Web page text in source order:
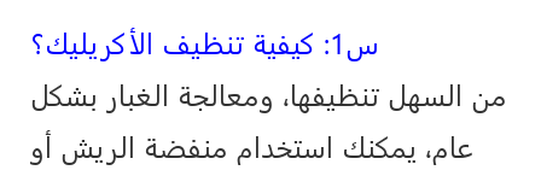
س1: كيفية تنظيف الأكريليك؟
من السهل تنظيفها، ومعالجة الغبار بشكل
عام، يمكنك استخدام منفضة الريش أو